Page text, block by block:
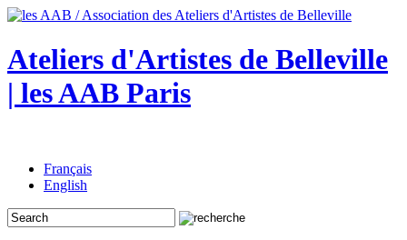
Ateliers d'Artistes de Belleville
| les AAB Paris
Français
English